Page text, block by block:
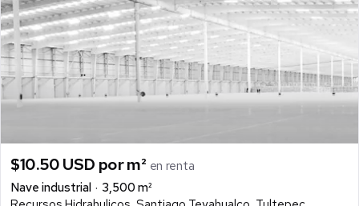
$10.50 USD por m² en renta
Nave industrial
3,500 m²